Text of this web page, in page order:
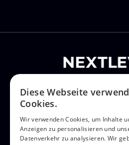
Leistungen
Referenzen
Diese Webseite
Cookies.
Wir verwenden Cookies, um Inhalte
Anzeigen zu personalisieren und
Datenverkehr zu analysieren. Wir